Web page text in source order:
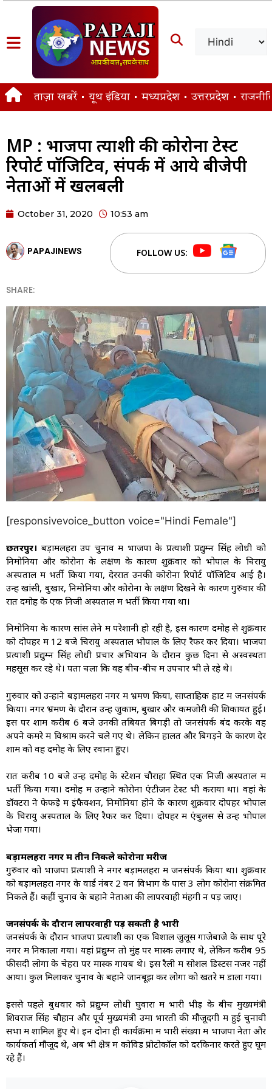
ताज़ा खबरें यूथ इंडिया मध्यप्रदेश उत्तरप्रदेश
MP : भाजपा प्रत्याशी की कोरोना टेस्ट
रिपोर्ट पॉजिटिव, संपर्क में आये बीजेपी
नेताओं में खलबली
October 31, 2020 10:53 am
PAPAJINEWS FOLLOW US:
SHARE:
[responsivevoice_button voice="Hindi Female"]
छतरपुर। बड़ामलहरा उप चुनाव में भाजपा के प्रत्याशी प्रद्युम्न सिंह लोधी को
निमोनिया और कोरोना के लक्षण के कारण शुक्रवार को भोपाल के चिरायु
अस्पताल में भर्ती किया गया, देररात उनकी कोरोना रिपोर्ट पॉजिटिव आई है।
उन्हें खांसी, बुखार, निमोनिया और कोरोना के लक्षण दिखने के कारण गुरुवार की
रात दमोह के एक निजी अस्पताल में भर्ती किया गया था।
निमोनिया के कारण सांस लेने में परेशानी हो रही है, इस कारण दमोह से शुक्रवार
को दोपहर में 12 बजे चिरायु अस्पताल भोपाल के लिए रैफर कर दिया। भाजपा
प्रत्याशी प्रद्युम्न सिंह लोधी प्रचार अभियान के दौरान कुछ दिनों से अस्वस्थता
महसूस कर रहे थे। पता चला कि वह बीच-बीच में उपचार भी ले रहे थे।
गुरुवार को उन्होंने बड़ामलहरा नगर में भ्रमण किया, साप्ताहिक हाट में जनसंपर्क
किया। नगर भ्रमण के दौरान उन्हें जुकाम, बुखार और कमजोरी की शिकायत हुई।
इस पर शाम करीब 6 बजे उनकी तबियत बिगड़ी तो जनसंपर्क बंद करके वह
अपने कमरे में विश्राम करने चले गए थे। लेकिन हालत और बिगड़ने के कारण देर
शाम को वह दमोह के लिए रवाना हुए।
रात करीब 10 बजे उन्हें दमोह के स्टेशन चौराहा स्थित एक निजी अस्पताल में
भर्ती किया गया। दमोह में उन्होंने कोरोना एंटीजन टेस्ट भी कराया था। वहां के
डॉक्टरों ने फेफड़े में इंफैक्शन, निमोनिया होने के कारण शुक्रवार दोपहर भोपाल
के चिरायु अस्पताल के लिए रैफर कर दिया। दोपहर में एंबुलेंस से उन्हें भोपाल
भेजा गया।
बड़ामलहरा नगर में तीन निकले कोरोना मरीज
गुरुवार को भाजपा प्रत्याशी ने नगर बड़ामलहरा में जनसंपर्क किया था। शुक्रवार
को बड़ामलहरा नगर के वार्ड नंबर 2 वन विभाग के पास 3 लोग कोरोना संक्रमित
निकले हैं। कहीं चुनाव के बहाने नेताओं की लापरवाही मंहगी न पड़ जाए।
जनसंपर्क के दौरान लापरवाही पड़ सकती है भारी
जनसंपर्क के दौरान भाजपा प्रत्याशी का एक विशाल जुलूस गाजेबाजे के साथ पूरे
नगर में निकाला गया। यहां प्रद्युम्न तो मुंह पर मास्क लगाए थे, लेकिन करीब 95
फीसदी लोगों के चेहरों पर मास्क गायब थे। इस रैली में सोशल डिस्टेंस नजर नहीं
आया। कुल मिलाकर चुनाव के बहाने जानबूझ कर लोगों को खतरे में डाला गया।
इससे पहले बुधवार को प्रद्युम्न लोधी घुवारा में भारी भीड़ के बीच मुख्यमंत्री
शिवराज सिंह चौहान और पूर्व मुख्यमंत्री उमा भारती की मौजूदगी में हुई चुनावी
सभा में शामिल हुए थे। इन दोनों ही कार्यक्रमों में भारी संख्या में भाजपा नेता और
कार्यकर्ता मौजूद थे, अब भी क्षेत्र में कोविड प्रोटोकॉल को दरकिनार करते हुए घूम
रहे हैं।